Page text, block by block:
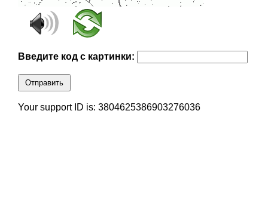
Введите код с картинки:
Отправить
Your support ID is: 3804625386903276036